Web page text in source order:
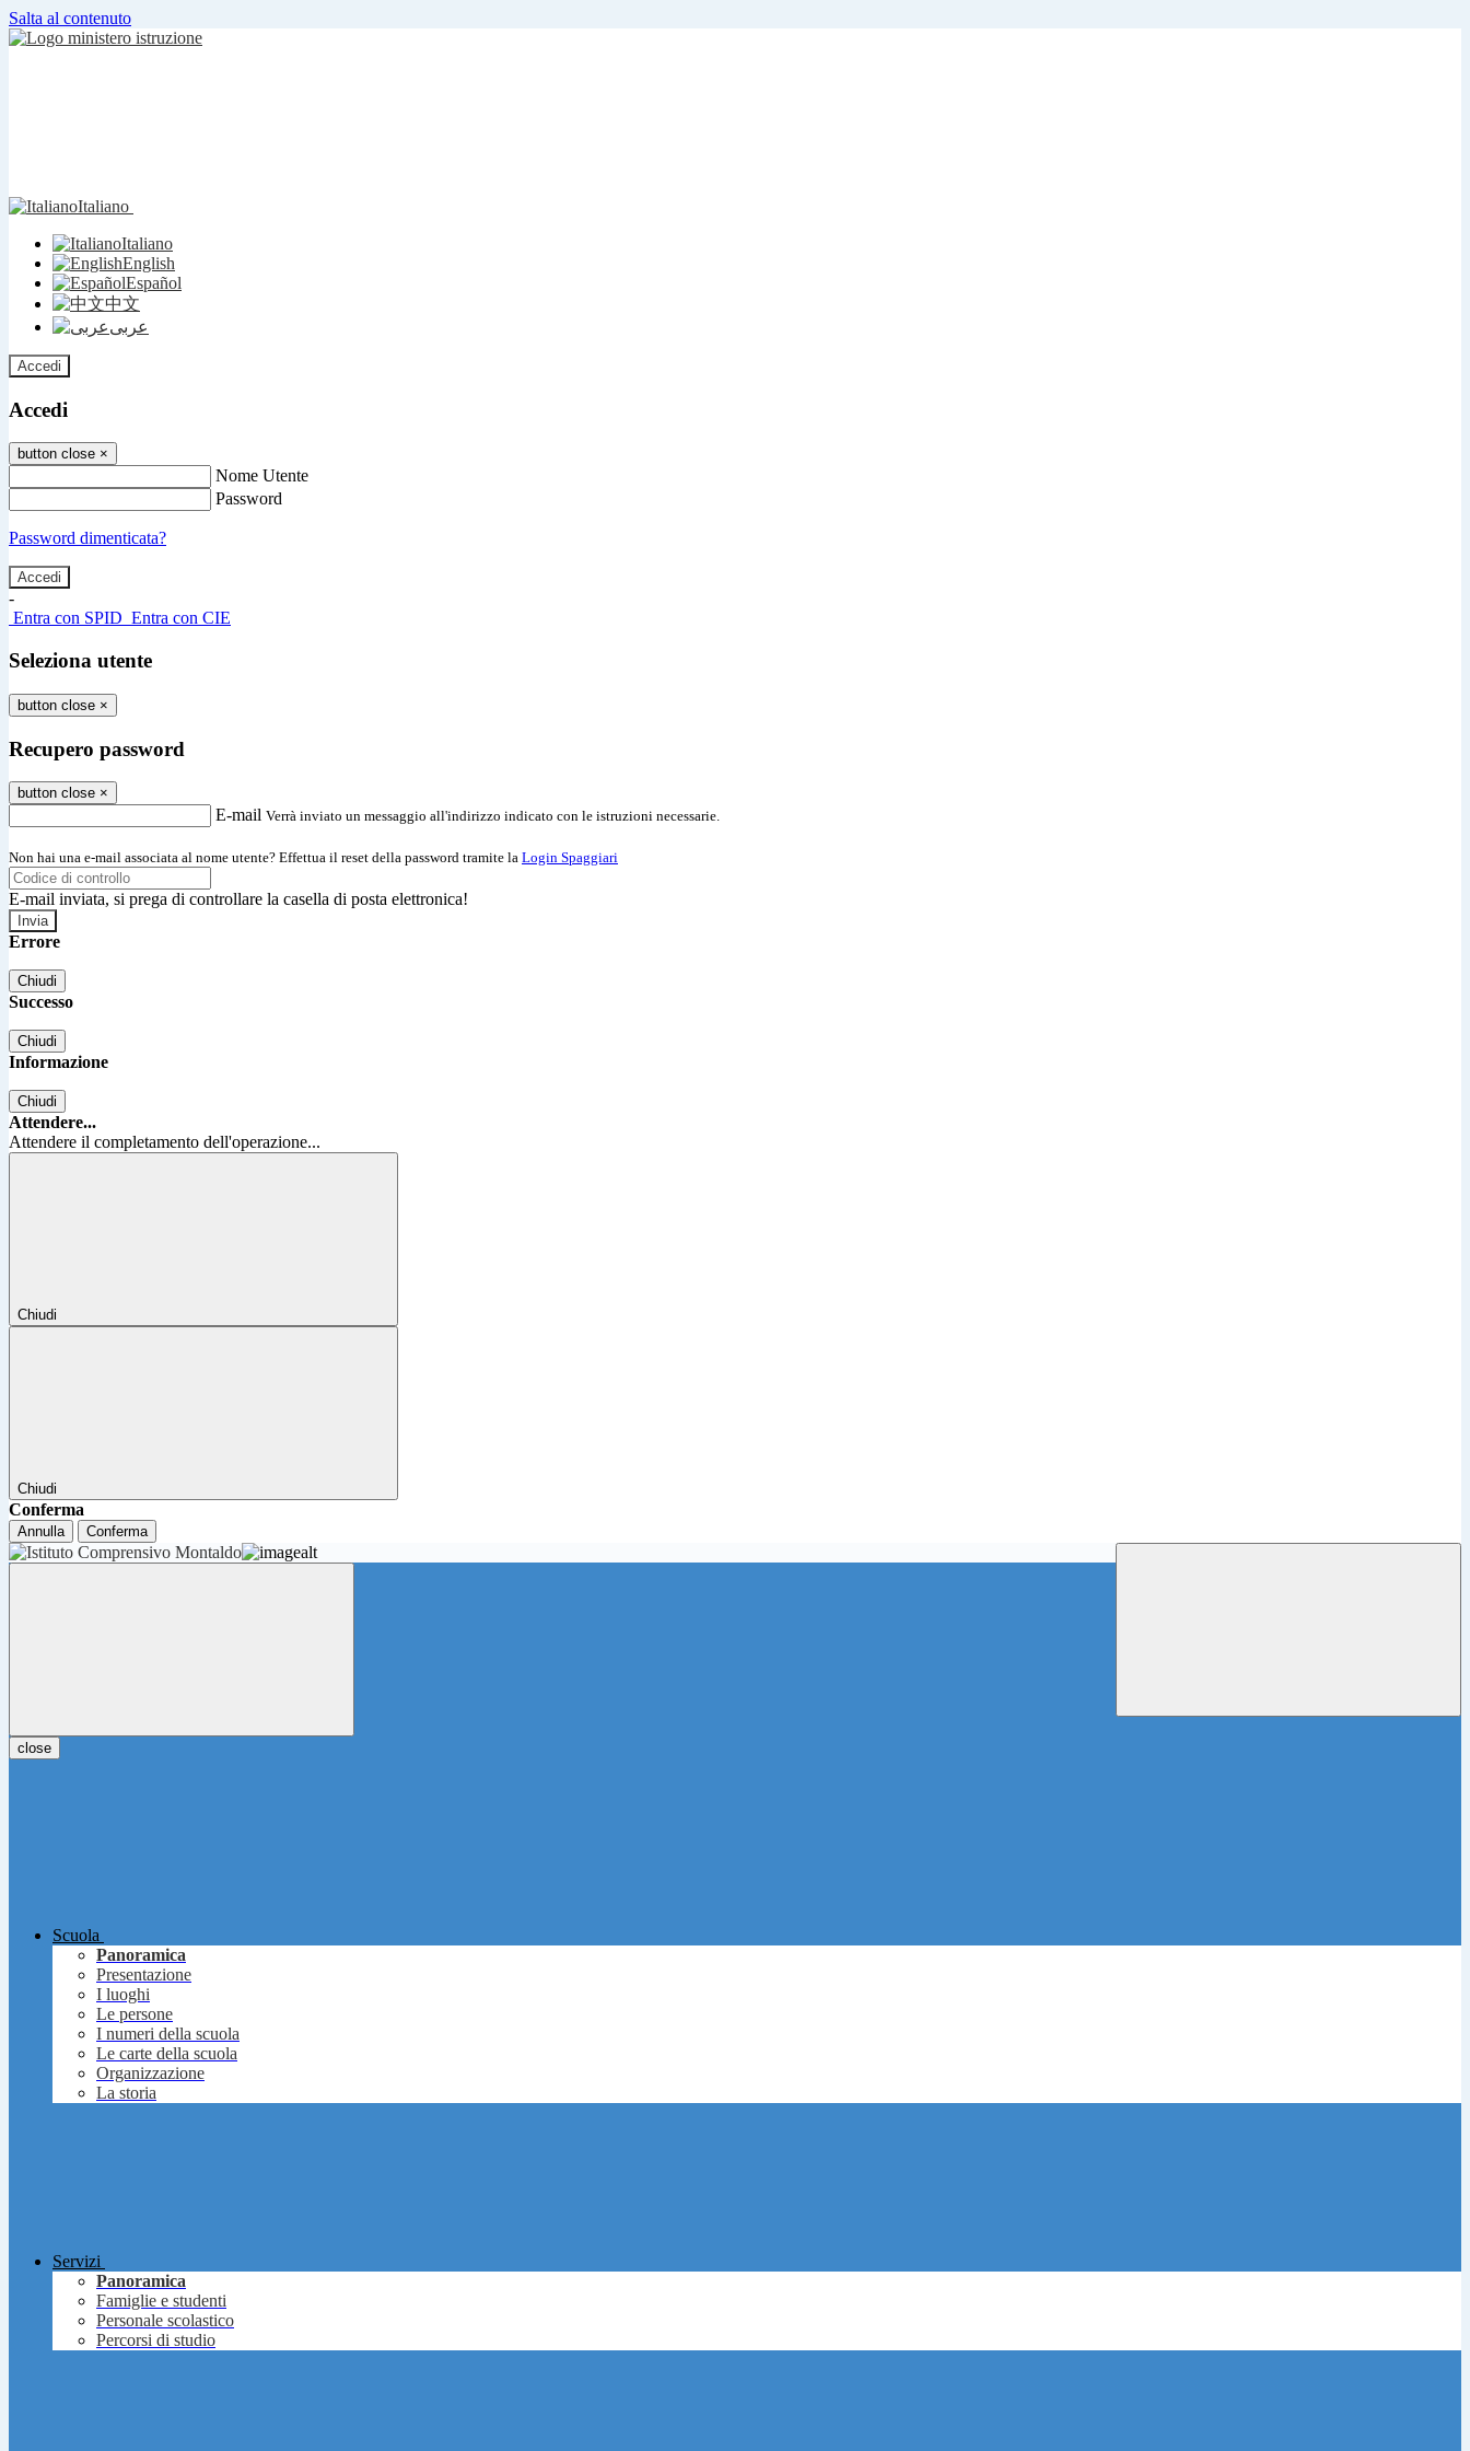
Salta al contenuto
Italiano
Italiano
English
Español
中文
عربى
Accedi
Accedi
button close ×
Nome Utente
Password
Password dimenticata?
-
Entra con SPID Entra con CIE
Seleziona utente
button close ×
Recupero password
button close ×
E-mail Verrà inviato un messaggio all'indirizzo indicato con le istruzioni necessarie.
Non hai una e-mail associata al nome utente? Effettua il reset della password tramite la Login Spaggiari
E-mail inviata, si prega di controllare la casella di posta elettronica!
Errore
Chiudi
Successo
Chiudi
Informazione
Chiudi
Attendere...
Attendere il completamento dell'operazione...
Chiudi
Chiudi
Conferma
Annulla Conferma
close
Scuola
Panoramica
Presentazione
I luoghi
Le persone
I numeri della scuola
Le carte della scuola
Organizzazione
La storia
Servizi
Panoramica
Famiglie e studenti
Personale scolastico
Percorsi di studio